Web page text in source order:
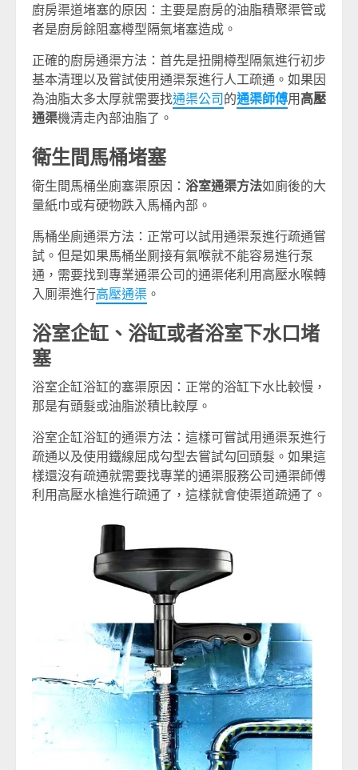
廚房渠道堵塞的原因：主要是廚房的油脂積聚渠管或
者是廚房餘阻塞樽型隔氣堵塞造成。
正確的廚房通渠方法：首先是扭開樽型隔氣進行初步
基本清理以及嘗試使用通渠泵進行人工疏通。如果因
為油脂太多太厚就需要找通渠公司的通渠師傅用高壓
通渠機清走內部油脂了。
衛生間馬桶堵塞
衛生間馬桶坐廁塞渠原因： 浴室通渠方法如廁後的大
量紙巾或有硬物跌入馬桶內部。
馬桶坐廁通渠方法：正常可以試用通渠泵進行疏通嘗
試。但是如果馬桶坐厠接有氣喉就不能容易進行泵
通，需要找到專業通渠公司的通渠佬利用高壓水喉轉
入厠渠進行高壓通渠 。
浴室企缸、浴缸或者浴室下水口堵
塞
浴室企缸浴缸的塞渠原因：正常的浴缸下水比較慢，
那是有頭髮或油脂淤積比較厚。
浴室企缸浴缸的通渠方法：這樣可嘗試用通渠泵進行
疏通以及使用鐵線屈成勾型去嘗試勾回頭髮。如果這
樣還沒有疏通就需要找專業的通渠服務公司通渠師傅
利用高壓水槍進行疏通了，這樣就會使渠道疏通了。